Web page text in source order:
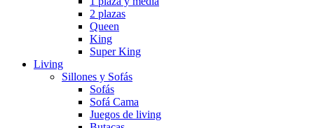
2 plazas
Queen
King
Super King
Living
Sillones y Sofás
Sofás
Sofá Cama
Juegos de living